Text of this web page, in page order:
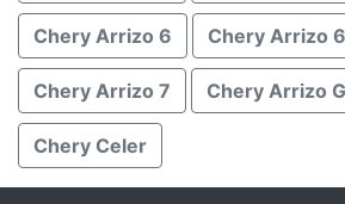
Chery Arrizo 6 Chery Arrizo
Chery Arrizo 7 Chery Arrizo
Chery Celer